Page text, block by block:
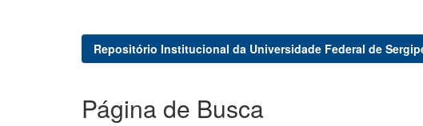
Repositório Institucional da Universidade Federal de
Página de Busca